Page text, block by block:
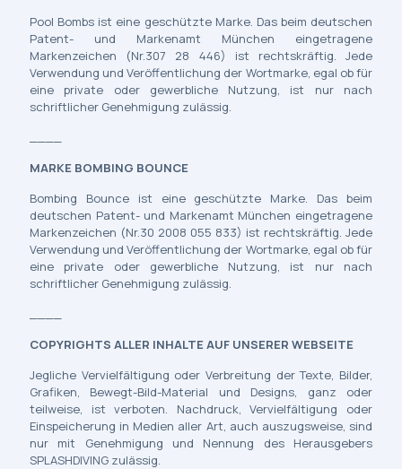
Pool Bombs ist eine geschützte Marke. Das beim deutschen
Patent- und Markenamt München eingetragene
Markenzeichen (Nr.307 28 446) ist rechtskräftig. Jede
Verwendung und Veröffentlichung der Wortmarke, egal ob für
eine private oder gewerbliche Nutzung, ist nur nach
schriftlicher Genehmigung zulässig.
MARKE BOMBING BOUNCE
Bombing Bounce ist eine geschützte Marke. Das beim
deutschen Patent- und Markenamt München eingetragene
Markenzeichen (Nr.30 2008 055 833) ist rechtskräftig. Jede
Verwendung und Veröffentlichung der Wortmarke, egal ob für
eine private oder gewerbliche Nutzung, ist nur nach
schriftlicher Genehmigung zulässig.
COPYRIGHTS ALLER INHALTE AUF UNSERER WEBSEITE
Jegliche Vervielfältigung oder Verbreitung der Texte, Bilder,
Grafiken, Bewegt-Bild-Material und Designs, ganz oder
teilweise, ist verboten. Nachdruck, Vervielfältigung oder
Einspeicherung in Medien aller Art, auch auszugsweise, sind
nur mit Genehmigung und Nennung des Herausgebers
SPLASHDIVING zulässig.